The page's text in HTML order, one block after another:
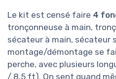
Le kit est censé faire 4
tronçonneuse à main,
sécateur à main, sécateur
montage/démontage se
perche, avec plusieurs
/ 8,5 ft). On sent quand